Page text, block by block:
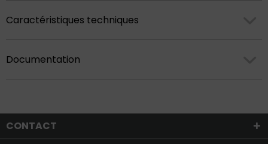
Caractéristiques techniques
Documentation
CONTACT